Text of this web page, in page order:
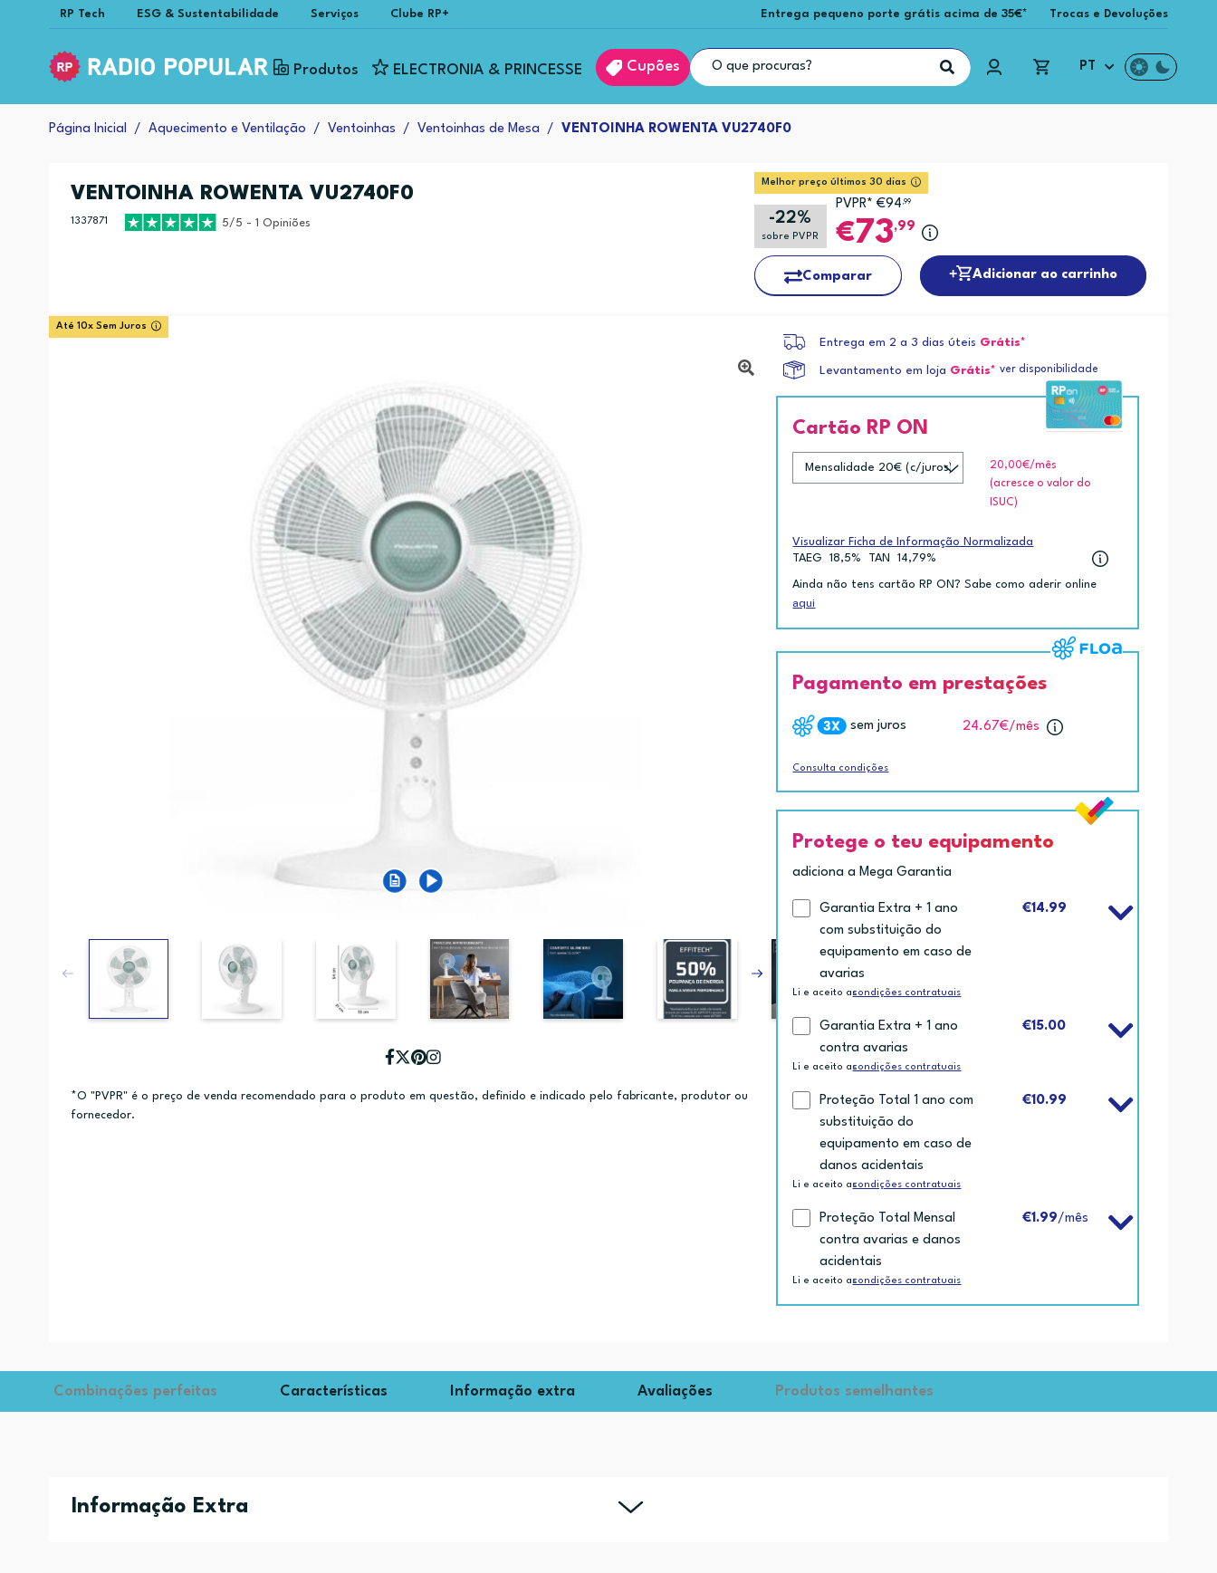
RP Tech ESG & Sustentabilidade Serviços Clube RP+ Entrega pequeno porte grátis acima de 35€* Trocas e Devoluções
Produtos ELECTRONIA & PRINCESSE Cupões PT
Página Inicial Aquecimento e Ventilação Ventoinhas Ventoinhas de Mesa VENTOINHA ROWENTA VU2740F0
VENTOINHA ROWENTA VU2740F0
1337871 5/5 - 1 Opiniões
Melhor preço últimos 30 dias
-22%
sobre PVPR
PVPR* €94 ,99
73,99
Comparar Adicionar ao carrinho
Até 10x Sem Juros
*O "PVPR" é o preço de venda recomendado para o produto em questão, definido e indicado pelo fabricante, produtor ou
fornecedor.
Entrega em 2 a 3 dias úteis Grátis*
Levantamento em loja Grátis* ver disponibilidade
Cartão RP ON
20,00€/mês
(acresce o valor do
ISUC)
Visualizar Ficha de Informação Normalizada
TAEG
18,5% TAN 14,79%
Ainda não tens cartão RP ON? Sabe como aderir online
aqui
Pagamento em prestações
sem juros 24.67€/mês
Consulta condições
Protege o teu equipamento
adiciona a Mega Garantia
Garantia Extra + 1 ano
com substituição do
equipamento em caso de
avarias
€14.99
Li e aceito ascondições contratuais
Garantia Extra + 1 ano
contra avarias
€15.00
Li e aceito ascondições contratuais
Proteção Total 1 ano com
substituição do
equipamento em caso de
danos acidentais
€10.99
Li e aceito ascondições contratuais
Proteção Total Mensal
contra avarias e danos
acidentais
€1.99/mês
Li e aceito ascondições contratuais
Combinações perfeitas Características Informação extra Avaliações Produtos semelhantes
Informação Extra